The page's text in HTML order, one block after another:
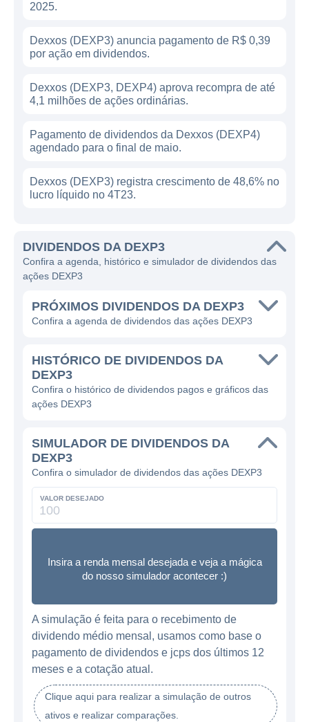
2025.
Dexxos (DEXP3) anuncia pagamento de R$ 0,39
por ação em dividendos.
Dexxos (DEXP3, DEXP4) aprova recompra de até
4,1 milhões de ações ordinárias.
Pagamento de dividendos da Dexxos (DEXP4)
agendado para o final de maio.
Dexxos (DEXP3) registra crescimento de 48,6% no
lucro líquido no 4T23.
DIVIDENDOS DA DEXP3
Confira a agenda, histórico e simulador de dividendos das
ações DEXP3
PRÓXIMOS DIVIDENDOS DA DEXP3
Confira a agenda de dividendos das ações DEXP3
HISTÓRICO DE DIVIDENDOS DA
DEXP3
Confira o histórico de dividendos pagos e gráficos das
ações DEXP3
SIMULADOR DE DIVIDENDOS DA
DEXP3
Confira o simulador de dividendos das ações DEXP3
VALOR DESEJADO
Insira a renda mensal desejada e veja a mágica
do nosso simulador acontecer :)
A simulação é feita para o recebimento de
dividendo médio mensal, usamos como base o
pagamento de dividendos e jcps dos últimos 12
meses e a cotação atual.
Clique aqui para realizar a simulação de outros
ativos e realizar comparações.